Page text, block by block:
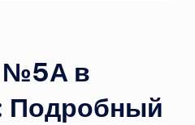
№5А в
Подробный